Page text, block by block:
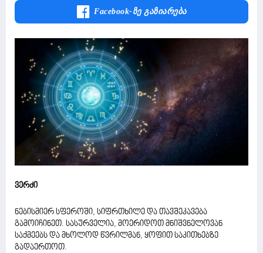
Facebook-Ზე Გაზიარება
ვერძი
ნებისმიერ სფეროში, სიფრთხილე და თავშეკავება
გამოიჩინეთ. სასურველია, მოერიდოთ მნიშვნელოვან
საქმეებს და მხოლოდ წვრილმან, ყოფით საკითხებზე
გადაერთოთ.